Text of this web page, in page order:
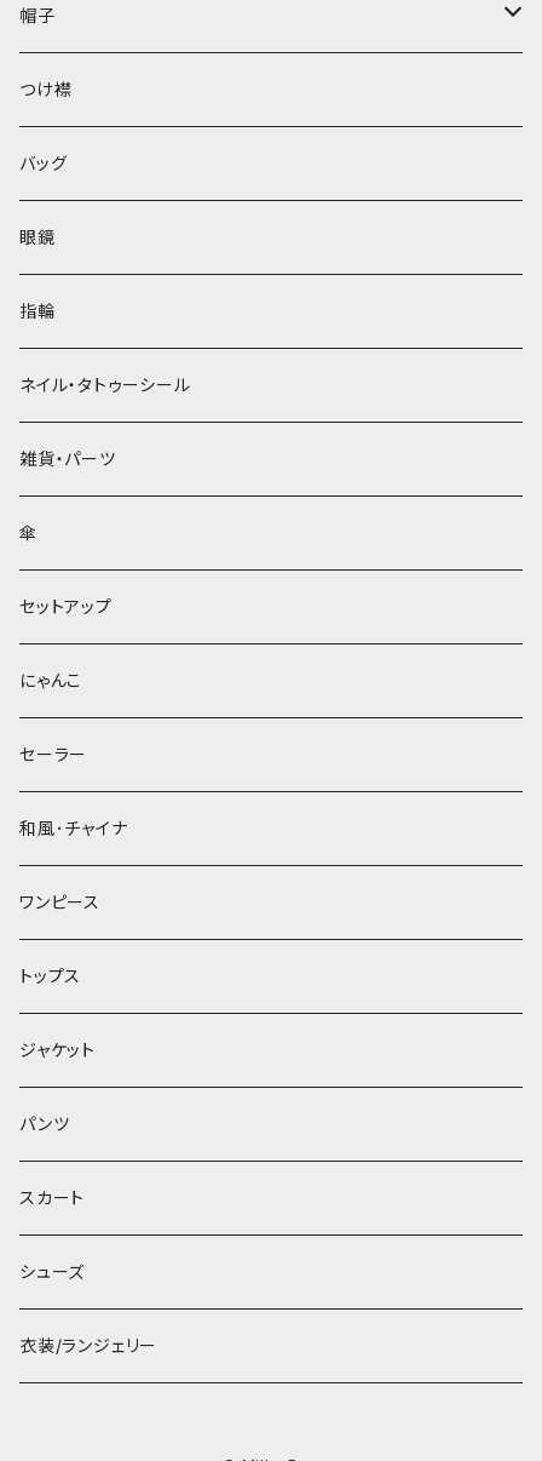
帽子
ベレー帽
つけ襟
バッグ
眼鏡
指輪
ネイル・タトゥーシール
雑貨・パーツ
傘
セットアップ
にゃんこ
セーラー
和風･チャイナ
ワンピース
トップス
ジャケット
パンツ
スカート
シューズ
衣装/ランジェリー